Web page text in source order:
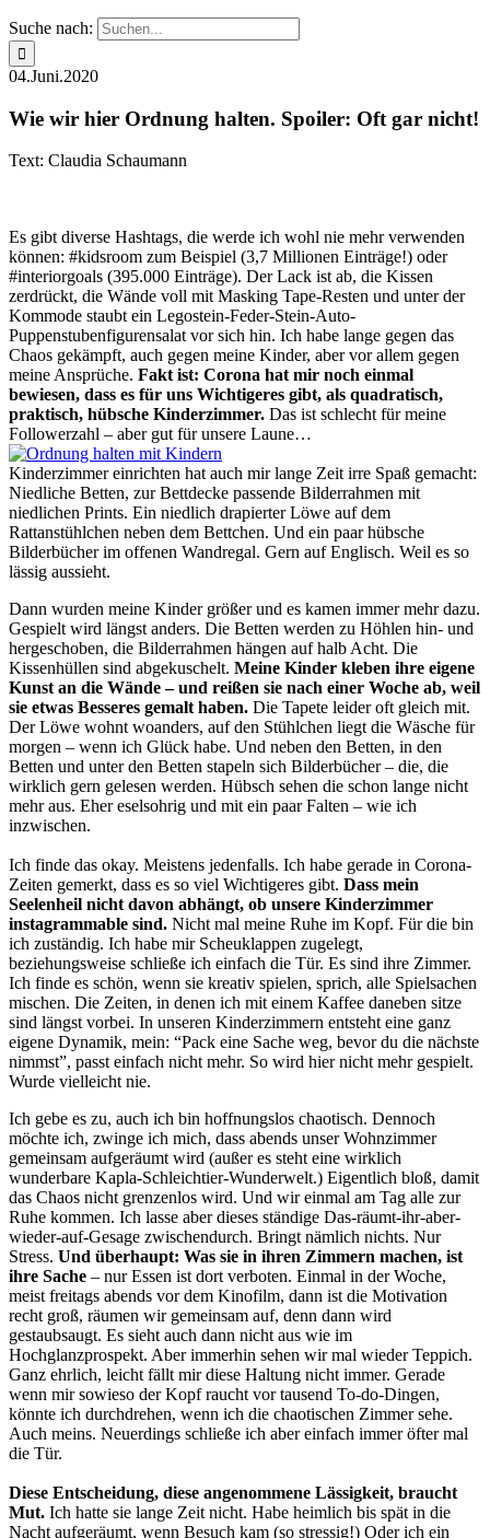
Suche nach:
04.Juni.2020
Wie wir hier Ordnung halten. Spoiler: Oft gar nicht!
Text: Claudia Schaumann
Es gibt diverse Hashtags, die werde ich wohl nie mehr verwenden
können: #kidsroom zum Beispiel (3,7 Millionen Einträge!) oder
#interiorgoals (395.000 Einträge). Der Lack ist ab, die Kissen
zerdrückt, die Wände voll mit Masking Tape-Resten und unter der
Kommode staubt ein Legostein-Feder-Stein-Auto-
Puppenstubenfigurensalat vor sich hin. Ich habe lange gegen das
Chaos gekämpft, auch gegen meine Kinder, aber vor allem gegen
meine Ansprüche. Fakt ist: Corona hat mir noch einmal
bewiesen, dass es für uns Wichtigeres gibt, als quadratisch,
praktisch, hübsche Kinderzimmer. Das ist schlecht für meine
Followerzahl – aber gut für unsere Laune…
Kinderzimmer einrichten hat auch mir lange Zeit irre Spaß gemacht:
Niedliche Betten, zur Bettdecke passende Bilderrahmen mit
niedlichen Prints. Ein niedlich drapierter Löwe auf dem
Rattanstühlchen neben dem Bettchen. Und ein paar hübsche
Bilderbücher im offenen Wandregal. Gern auf Englisch. Weil es so
lässig aussieht.
Dann wurden meine Kinder größer und es kamen immer mehr dazu.
Gespielt wird längst anders. Die Betten werden zu Höhlen hin- und
hergeschoben, die Bilderrahmen hängen auf halb Acht. Die
Kissenhüllen sind abgekuschelt. Meine Kinder kleben ihre eigene
Kunst an die Wände – und reißen sie nach einer Woche ab, weil
sie etwas Besseres gemalt haben. Die Tapete leider oft gleich mit.
Der Löwe wohnt woanders, auf den Stühlchen liegt die Wäsche für
morgen – wenn ich Glück habe. Und neben den Betten, in den
Betten und unter den Betten stapeln sich Bilderbücher – die, die
wirklich gern gelesen werden. Hübsch sehen die schon lange nicht
mehr aus. Eher eselsohrig und mit ein paar Falten – wie ich
inzwischen.
Ich finde das okay. Meistens jedenfalls. Ich habe gerade in Corona-
Zeiten gemerkt, dass es so viel Wichtigeres gibt. Dass mein
Seelenheil nicht davon abhängt, ob unsere Kinderzimmer
instagrammable sind. Nicht mal meine Ruhe im Kopf. Für die bin
ich zuständig. Ich habe mir Scheuklappen zugelegt,
beziehungsweise schließe ich einfach die Tür. Es sind ihre Zimmer.
Ich finde es schön, wenn sie kreativ spielen, sprich, alle Spielsachen
mischen. Die Zeiten, in denen ich mit einem Kaffee daneben sitze
sind längst vorbei. In unseren Kinderzimmern entsteht eine ganz
eigene Dynamik, mein: “Pack eine Sache weg, bevor du die nächste
nimmst”, passt einfach nicht mehr. So wird hier nicht mehr gespielt.
Wurde vielleicht nie.
Ich gebe es zu, auch ich bin hoffnungslos chaotisch. Dennoch
möchte ich, zwinge ich mich, dass abends unser Wohnzimmer
gemeinsam aufgeräumt wird (außer es steht eine wirklich
wunderbare Kapla-Schleichtier-Wunderwelt.) Eigentlich bloß, damit
das Chaos nicht grenzenlos wird. Und wir einmal am Tag alle zur
Ruhe kommen. Ich lasse aber dieses ständige Das-räumt-ihr-aber-
wieder-auf-Gesage zwischendurch. Bringt nämlich nichts. Nur
Stress. Und überhaupt: Was sie in ihren Zimmern machen, ist
ihre Sache – nur Essen ist dort verboten. Einmal in der Woche,
meist freitags abends vor dem Kinofilm, dann ist die Motivation
recht groß, räumen wir gemeinsam auf, denn dann wird
gestaubsaugt. Es sieht auch dann nicht aus wie im
Hochglanzprospekt. Aber immerhin sehen wir mal wieder Teppich.
Ganz ehrlich, leicht fällt mir diese Haltung nicht immer. Gerade
wenn mir sowieso der Kopf raucht vor tausend To-do-Dingen,
könnte ich durchdrehen, wenn ich die chaotischen Zimmer sehe.
Auch meins. Neuerdings schließe ich aber einfach immer öfter mal
die Tür.
Diese Entscheidung, diese angenommene Lässigkeit, braucht
Mut. Ich hatte sie lange Zeit nicht. Habe heimlich bis spät in die
Nacht aufgeräumt, wenn Besuch kam (so stressig!) Oder ich ein